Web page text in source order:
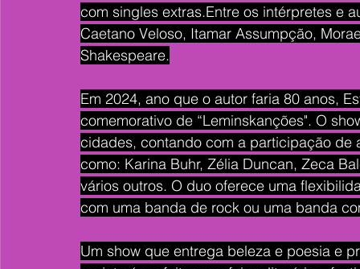
com singles extras.Entre os intérpretes e
Caetano Veloso, Itamar Assumpção,
Shakespeare.
Em 2024, ano que o autor faria 80 anos,
comemorativo de “Leminskanções". O
cidades, contando com a participação
como: Karina Buhr, Zélia Duncan, Zeca
vários outros. O duo oferece uma
com uma banda de rock ou uma banda
Um show que entrega beleza e poesia e